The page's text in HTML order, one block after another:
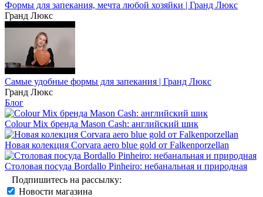
Формы для запекания, мечта любой хозяйки | Гранд Люкс
Гранд Люкс
Самые удобные формы для запекания | Гранд Люкс
Гранд Люкс
Блог
Colour Mix бренда Mason Cash: английский шик
Новая колекция Corvara aero blue gold от Falkenporzellan
Столовая посуда Bordallo Pinheiro: небанальная и природная
Подпишитесь на рассылку:
Новости магазина